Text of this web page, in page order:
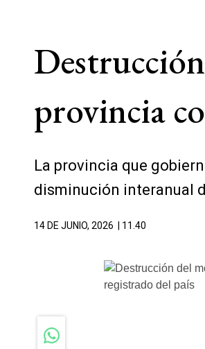
provincia
La provincia que
disminución interanual
14 DE JUNIO, 2026 | 11.40